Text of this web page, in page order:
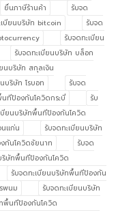
ยื่นภาษีร้านค้า
รับจด
เบียนบริษัท bitcoin
รับจด
รับจดทะเบียน
รับจดทะเบียนบริษัท บล็อก
นบริษัท สกุลเงิน
บริษัท โรบอท
รับจด
ทีป้องกันโควิดกระบี่
รับ
บียนบริษัทพื้นทีป้องกันโควิด
นแก่น
รับจดทะเบียนบริษัท
กันโควิดชัยนาท
รับจด
ริษัทพื้นทีป้องกันโควิด
รับจดทะเบียนบริษัทพื้นทีป้องกัน
พนม
รับจดทะเบียนบริษัท
พื้นทีป้องกันโควิด